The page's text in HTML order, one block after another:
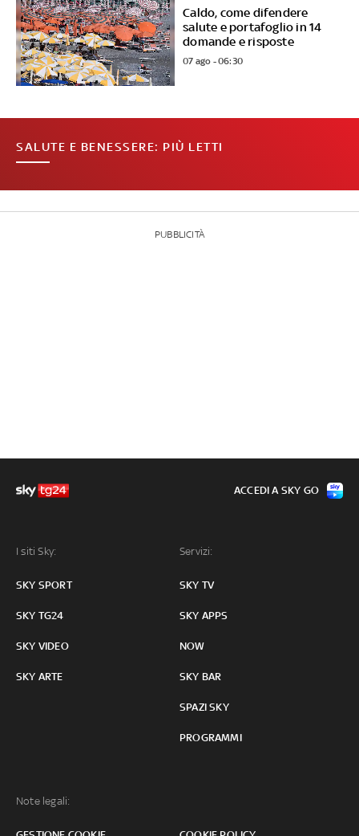
Caldo, come difendere
salute e portafoglio in 14
domande e risposte
07 ago - 06:30
SALUTE E BENESSERE: PIÙ LETTI
PUBBLICITÀ
I siti Sky:
SKY SPORT
SKY TG24
SKY VIDEO
SKY ARTE
Servizi:
SKY TV
SKY APPS
NOW
SKY BAR
SPAZI SKY
PROGRAMMI
Note legali:
ACCEDI A SKY GO